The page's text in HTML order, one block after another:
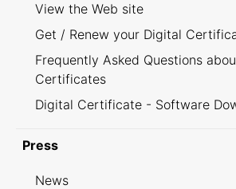
View the Web site
Get / Renew your Digital
Frequently Asked Questions
Certificates
Digital Certificate - Software
Press
News